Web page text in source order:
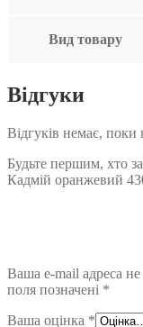
Вид товару
Відгуки
Відгуків немає, поки
Будьте першим, хто
Кадмій оранжевий
Ваша e-mail адреса
поля позначені *
Ваша оцінка *